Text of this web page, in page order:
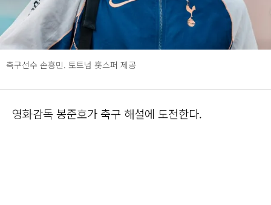
축구선수 손흥민. 토트넘 홋스퍼 제공
영화감독 봉준호가 축구 해설에 도전한다.